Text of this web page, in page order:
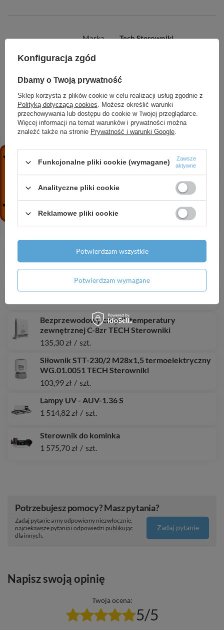
Marka Tech Sterowniki
Symbol
Szerokość (cm)
ZOBACZ RÓWNIEŻ
Lampy UV - AUV-0.2
377,49 zł / szt.
Bezprzewodowy regulator pokojowy
dwustanowy(panel przedni ze szkła) ST-293z v2
Regulatory dwustanowe - T-3.1 czarny
333,65 zł / szt.
Regulatory z komunikacją RS - ST-281 biały
Bezprzewodowy czujnik temperatury
zewnętrznej C-8zr TECH Sterowniki
135,30 zł / szt.
Siłownik STT-230/2 M28x1,5 termoelektryczny
WG.01.0051 TECH Sterowniki
103,99 zł / szt.
Lampy UV - AUV-1.36 S
1 514,82 zł / szt.
Sterownik do kominka
1 575,70 zł / szt.
Potrzebujesz pomocy? Masz pytania?
Zadaj pytanie a my odpowiemy niezwłocznie,
najciekawsze pytania i odpowiedzi publikując
dla innych.
Zadaj pytanie
Napisz swoją opinię
Twoja ocena:
5/5
Konfiguracja zgód
Dbamy o Twoją prywatność
Sklep korzysta z plików cookie w celu realizacji usług zgodnie z
Polityką dotyczącą cookies. Możesz określić warunki
przechowywania lub dostępu do cookie w Twojej przeglądarce.
Więcej informacji na temat warunków i prywatności można
znaleźć także na stronie Prywatność i warunki Google.
Funkcjonalne pliki cookie (wymagane)
Zawsze
aktywne
Analityczne pliki cookie
Reklamowe pliki cookie
Potwierdzam wymagane
Potwierdzam wszystkie